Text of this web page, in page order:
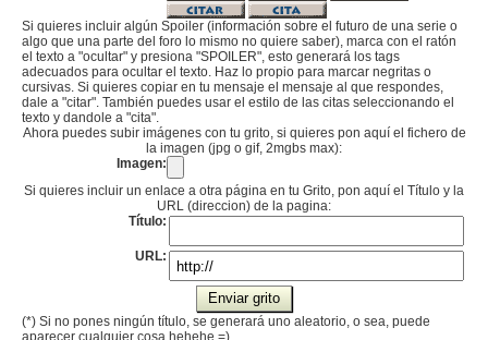
Si quieres incluir algún Spoiler (información sobre el futuro de una serie o
algo que una parte del foro lo mismo no quiere saber), marca con el ratón
el texto a "ocultar" y presiona "SPOILER", esto generará los tags
adecuados para ocultar el texto. Haz lo propio para marcar negritas o
cursivas. Si quieres copiar en tu mensaje el mensaje al que respondes,
dale a "citar". También puedes usar el estilo de las citas seleccionando el
texto y dandole a "cita".
Ahora puedes subir imágenes con tu grito, si quieres pon aquí el fichero de
la imagen (jpg o gif, 2mgbs max):
Imagen:
Si quieres incluir un enlace a otra página en tu Grito, pon aquí el Título y la
URL (direccion) de la pagina:
Título:
URL:
(*) Si no pones ningún título, se generará uno aleatorio, o sea, puede
aparecer cualquier cosa hehehe =)